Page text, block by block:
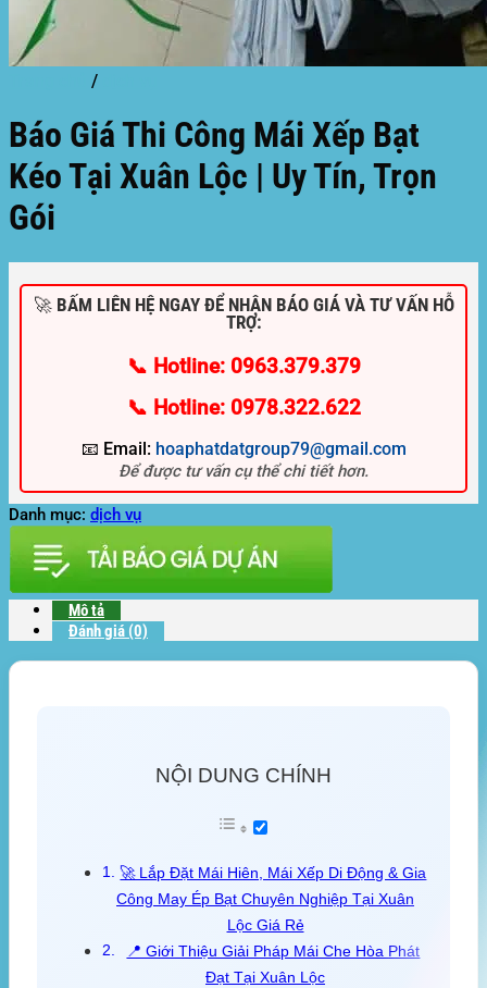
/
Báo Giá Thi Công Mái Xếp Bạt
Kéo Tại Xuân Lộc | Uy Tín, Trọn
Gói
🚀 BẤM LIÊN HỆ NGAY ĐỂ NHẬN BÁO GIÁ VÀ TƯ VẤN HỖ
TRỢ:
📞 Hotline: 0963.379.379
📞 Hotline: 0978.322.622
📧 Email: hoaphatdatgroup79@gmail.com
Để được tư vấn cụ thể chi tiết hơn.
Danh mục: dịch vụ
Mô tả
Đánh giá (0)
NỘI DUNG CHÍNH
🚀 Lắp Đặt Mái Hiên, Mái Xếp Di Động & Gia
Công May Ép Bạt Chuyên Nghiệp Tại Xuân
Lộc Giá Rẻ
📍 Giới Thiệu Giải Pháp Mái Che Hòa Phát
Đạt Tại Xuân Lộc